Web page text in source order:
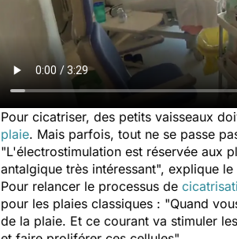
Pour cicatriser, des petits vaisseaux
plaie. Mais parfois, tout ne se passe
"L'électrostimulation est réservée aux
antalgique très intéressant", explique le
Pour relancer le processus de
pour les plaies classiques : "Quand
de la plaie. Et ce courant va stimuler